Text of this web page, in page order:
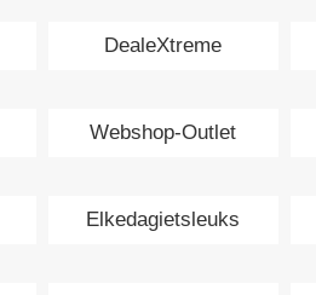
DealeXtreme
Webshop-Outlet
Elkedagietsleuks